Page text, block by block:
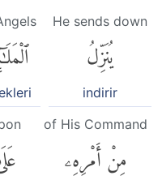
He sends down
يُنَزِّلُ
indirir
of His Command
مِنْ أَمْرِهِۦ